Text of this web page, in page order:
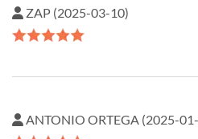
ZAP (2025-03-10)
ANTONIO ORTEGA (2025-